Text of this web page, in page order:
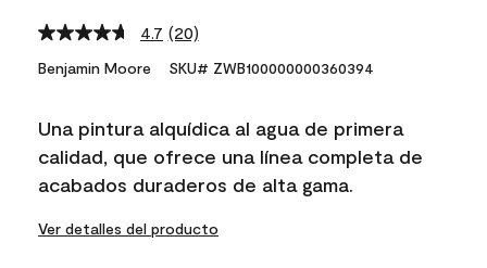
4.7 Read
20
Reviews.
link.
(20)
Benjamin Moore SKU# ZWB100000000360394
Una pintura alquídica al agua de primera
calidad, que ofrece una línea completa de
acabados duraderos de alta gama.
Ver detalles del producto